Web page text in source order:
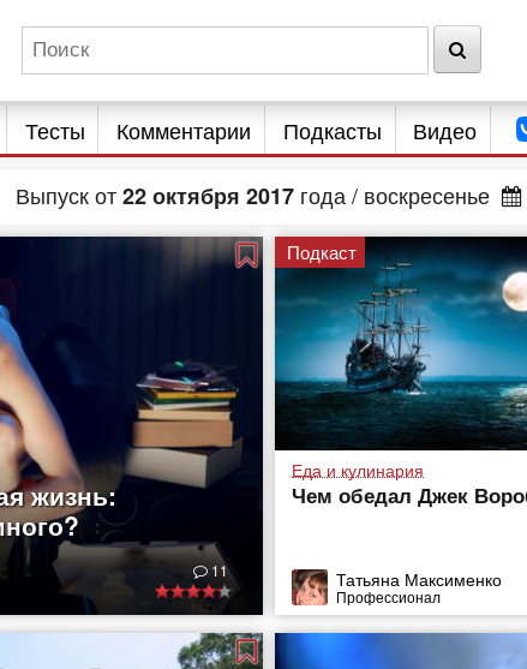
Тесты Комментарии Подкасты Видео
Выпуск от22октября 2017 года/ воскресенье
жизнь:
11
Подкаст
Еда и кулинария
Чем обедал Джек
Татьяна Максименко
Профессионал